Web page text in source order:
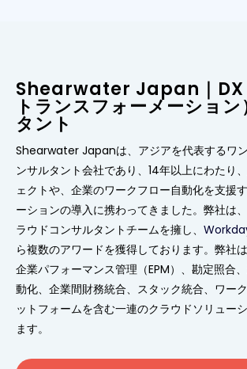
Shearwater Japan｜DX
トランスフォーメーショ
タント
Shearwater Japanは、アジアを代表するワ
ンサルタント会社であり、14年以上にわたり
ェクトや、企業のワークフロー自動化を支援
ーションの導入に携わってきました。弊社は
ラウドコンサルタントチームを擁し、
ら複数のアワードを獲得しております。弊社は
企業パフォーマンス管理（EPM）、勘定照合
動化、企業間財務統合、スタック統合、ワー
ットフォームを含む一連のクラウドソリュー
ます。